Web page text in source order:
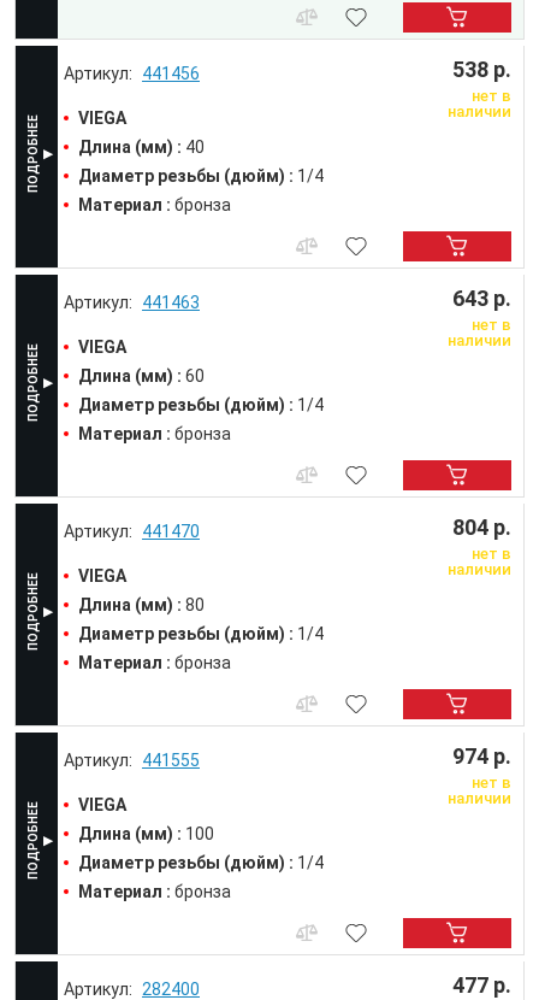
441456
VIEGA
Длина (мм) : 40
Диаметр резьбы (дюйм) : 1/4
Материал : бронза
538 р.
нет в
наличии
441463
VIEGA
Длина (мм) : 60
Диаметр резьбы (дюйм) : 1/4
Материал : бронза
643 р.
нет в
наличии
441470
VIEGA
Длина (мм) : 80
Диаметр резьбы (дюйм) : 1/4
Материал : бронза
804 р.
нет в
наличии
441555
VIEGA
Длина (мм) : 100
Диаметр резьбы (дюйм) : 1/4
Материал : бронза
974 р.
нет в
наличии
282400 477 р.